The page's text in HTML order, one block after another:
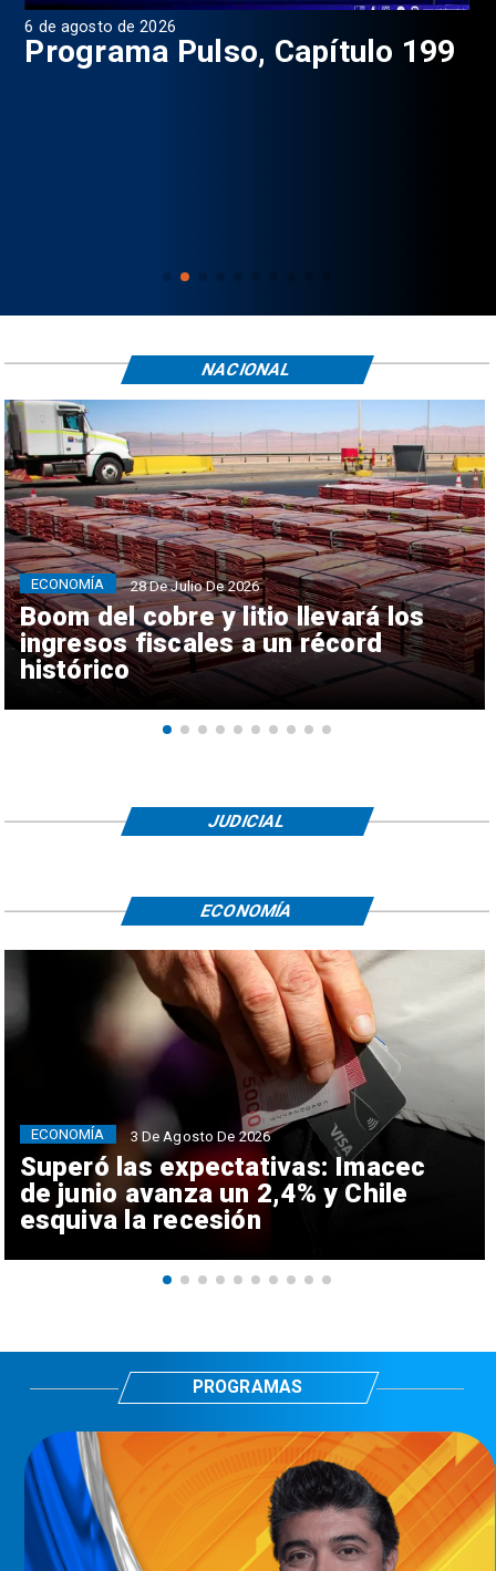
6 de agosto de 2026
Programa Pulso, Capítulo 199
Boom del cobre y litio llevará los
ingresos fiscales a un récord
histórico
ECONOMÍA 28 De Julio De 2026
NACIONAL
JUDICIAL
Superó las expectativas: Imacec
de junio avanza un 2,4% y Chile
esquiva la recesión
ECONOMÍA 3 De Agosto De 2026
ECONOMÍA
PROGRAMAS